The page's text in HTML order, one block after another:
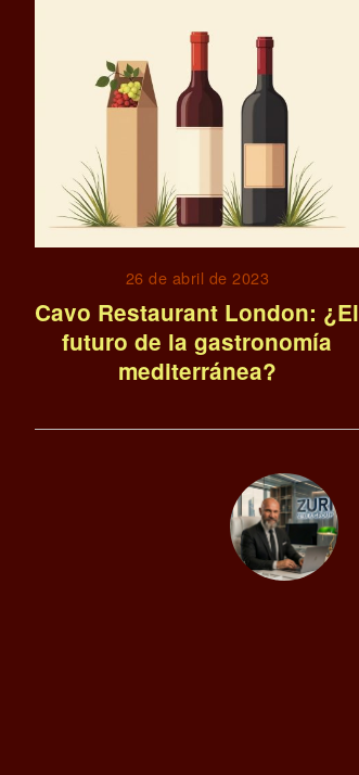
26 de abril de 2023
Cavo Restaurant London: ¿El
futuro de la gastronomía
mediterránea?